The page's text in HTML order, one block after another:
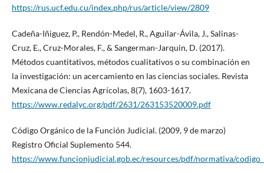
https://rus.ucf.edu.cu/index.php/rus/article/view/2809
Cadeña-Iñiguez, P., Rendón-Medel, R., Aguilar-Ávila, J., Salinas-
Cruz, E., Cruz-Morales, F., & Sangerman-Jarquin, D. (2017).
Métodos cuantitativos, métodos cualitativos o su combinación en
la investigación: un acercamiento en las ciencias sociales. Revista
Mexicana de Ciencias Agrícolas, 8(7), 1603-1617.
https://www.redalyc.org/pdf/2631/263153520009.pdf
Código Orgánico de la Función Judicial. (2009, 9 de marzo)
Registro Oficial Suplemento 544.
https://www.funcionjudicial.gob.ec/resources/pdf/normativa/